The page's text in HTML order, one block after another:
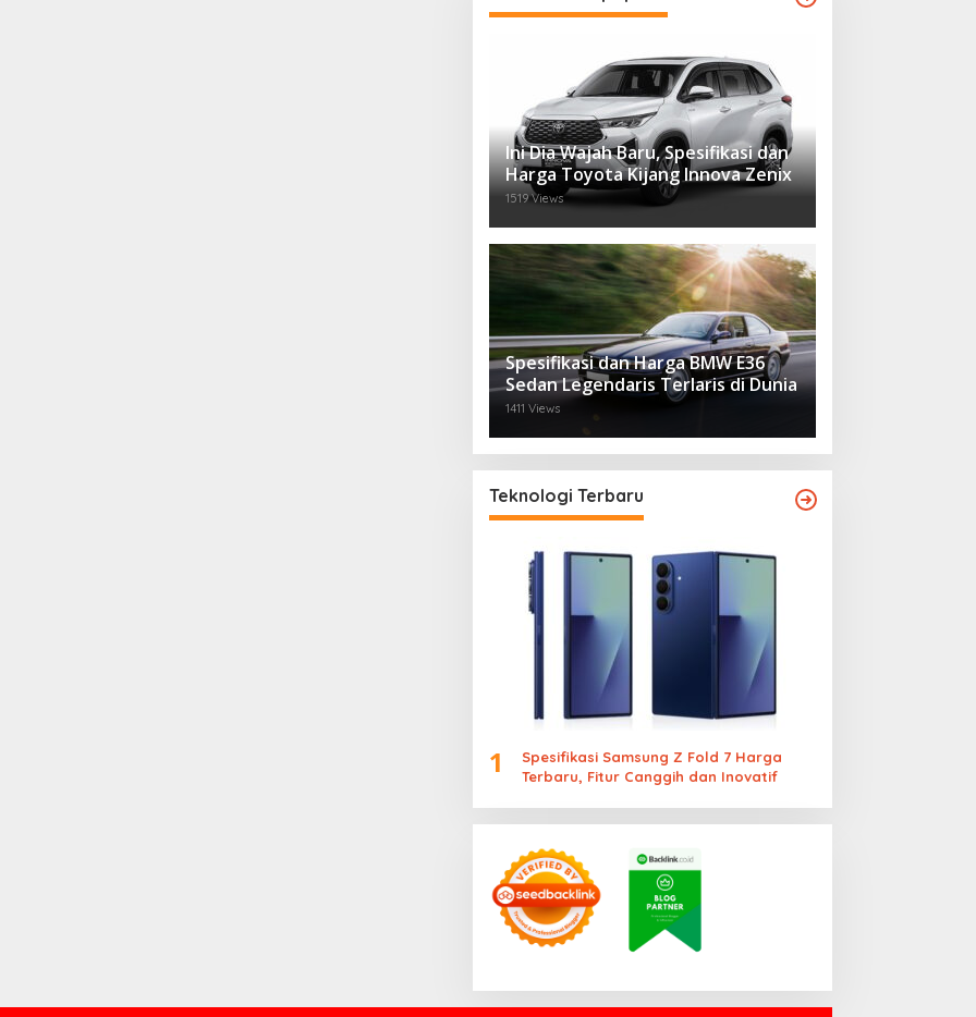
Ini Dia Wajah Baru, Spesifikasi dan
Harga Toyota Kijang Innova Zenix
1519 Views
Spesifikasi dan Harga BMW E36
Sedan Legendaris Terlaris di Dunia
1411 Views
Teknologi Terbaru
1
Spesifikasi Samsung Z Fold 7 Harga
Terbaru, Fitur Canggih dan Inovatif